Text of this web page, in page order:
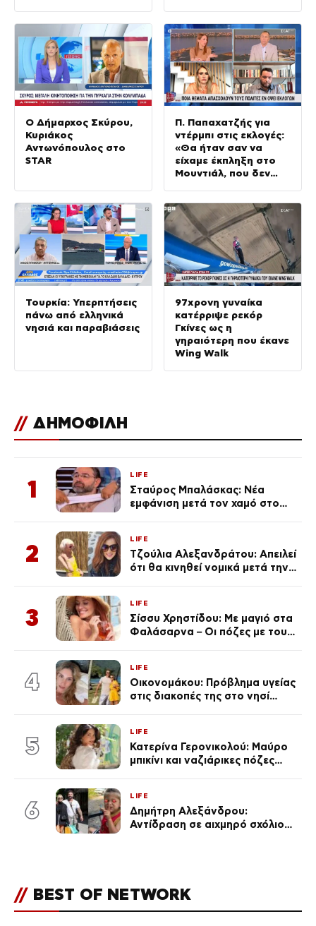
Ο Δήμαρχος Σκύρου,
Κυριάκος
Αντωνόπουλος στο
STAR
Π. Παπαχατζής για
ντέρμπι στις εκλογές:
«Θα ήταν σαν να
είχαμε έκπληξη στο
Μουντιάλ, που δεν
Τουρκία: Υπερπτήσεις
πάνω από ελληνικά
νησιά και παραβιάσεις
97χρονη γυναίκα
κατέρριψε ρεκόρ
Γκίνες ως η
γηραιότερη που έκανε
Wing Walk
// ΔΗΜΟΦΙΛΗ
1
LIFE
Σταύρος Μπαλάσκας: Νέα
εμφάνιση μετά τον χαμό στο
2
LIFE
Τζούλια Αλεξανδράτου: Απειλεί
ότι θα κινηθεί νομικά μετά την
3
LIFE
Σίσσυ Χρηστίδου: Με μαγιό στα
Φαλάσαρνα – Οι πόζες με τους
4
LIFE
Οικονομάκου: Πρόβλημα υγείας
στις διακοπές της στο νησί
5
LIFE
Κατερίνα Γερονικολού: Μαύρο
μπικίνι και ναζιάρικες πόζες
6
LIFE
Δημήτρη Αλεξάνδρου:
Αντίδραση σε αιχμηρό σχόλιο
// BEST OF NETWORK